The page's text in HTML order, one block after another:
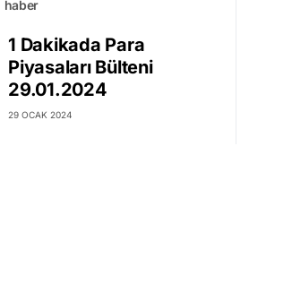
haber
1 Dakikada Para
Piyasaları Bülteni
29.01.2024
29 OCAK 2024